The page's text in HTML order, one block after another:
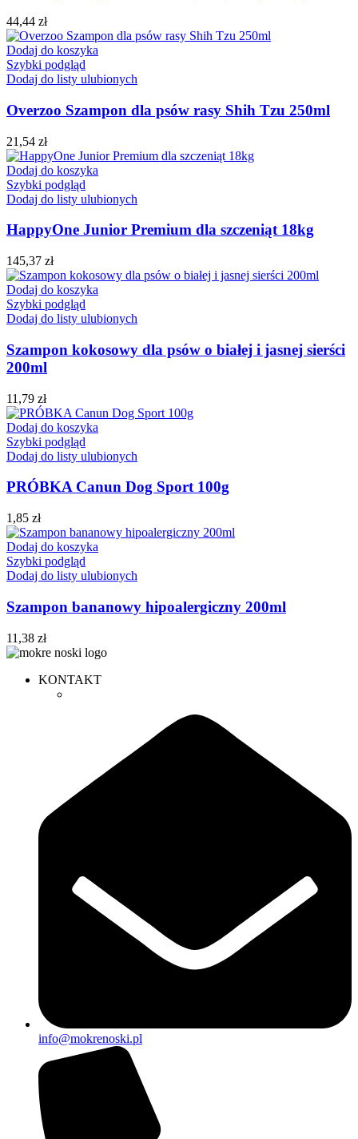
44,44 zł
Dodaj do koszyka
Szybki podgląd
Dodaj do listy ulubionych
Overzoo Szampon dla psów rasy Shih Tzu 250ml
21,54 zł
Dodaj do koszyka
Szybki podgląd
Dodaj do listy ulubionych
HappyOne Junior Premium dla szczeniąt 18kg
145,37 zł
Dodaj do koszyka
Szybki podgląd
Dodaj do listy ulubionych
Szampon kokosowy dla psów o białej i jasnej sierści
200ml
11,79 zł
Dodaj do koszyka
Szybki podgląd
Dodaj do listy ulubionych
PRÓBKA Canun Dog Sport 100g
1,85 zł
Dodaj do koszyka
Szybki podgląd
Dodaj do listy ulubionych
Szampon bananowy hipoalergiczny 200ml
11,38 zł
KONTAKT
info@mokrenoski.pl